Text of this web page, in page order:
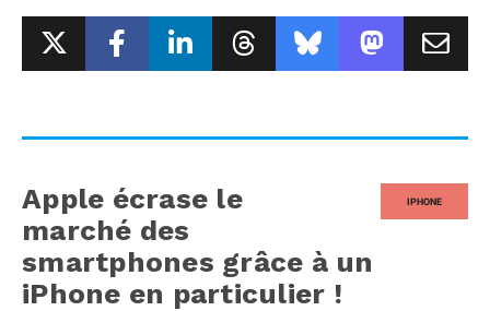
IPHONE
Apple écrase le
marché des
smartphones grâce à un
iPhone en particulier !